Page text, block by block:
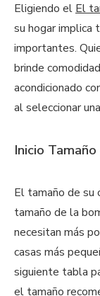
Eligiendo el El
su hogar implica
importantes.
brinde
acondicionado
al seleccionar
Inicio
El tamaño de su
tamaño de la
necesitan más
casas más
siguiente tabla
el tamaño